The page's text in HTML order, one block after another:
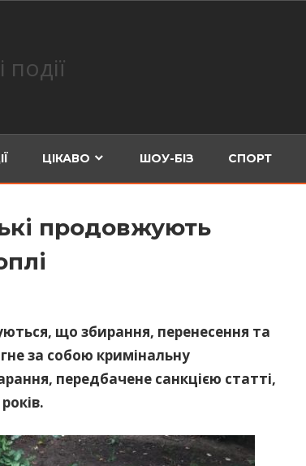
події
ЦІКАВО ШОУ-БІЗ СПОРТ
продовжують
що збирання, перенесення та
за собою кримінальну
передбачене санкцією статті,